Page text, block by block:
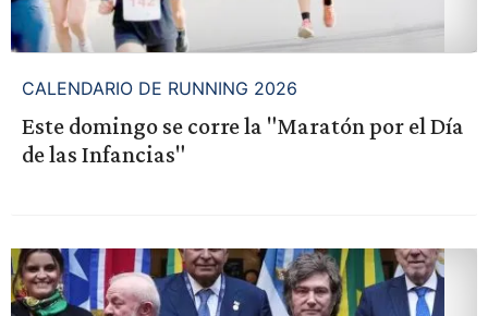
CALENDARIO DE RUNNING 2026
Este domingo se corre la "Maratón por el Día
de las Infancias"